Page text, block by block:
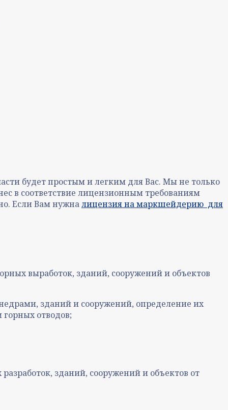
будет простым и легким для Вас. Мы не только
в соответствие лицензионным требованиям
Если Вам нужналицензия на маркшейдерию для
выработок, зданий, сооружений и объектов
зданий и сооружений, определение их
отводов;
зданий, сооружений и объектов от